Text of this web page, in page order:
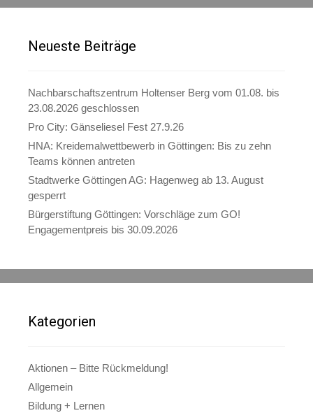
Neueste Beiträge
Nachbarschaftszentrum Holtenser Berg vom 01.08. bis
23.08.2026 geschlossen
Pro City: Gänseliesel Fest 27.9.26
HNA: Kreidemalwettbewerb in Göttingen: Bis zu zehn
Teams können antreten
Stadtwerke Göttingen AG: Hagenweg ab 13. August
gesperrt
Bürgerstiftung Göttingen: Vorschläge zum GO!
Engagementpreis bis 30.09.2026
Kategorien
Aktionen – Bitte Rückmeldung!
Allgemein
Bildung + Lernen